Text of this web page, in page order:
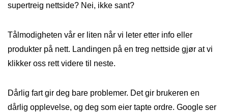
supertreig nettside? Nei, ikke sant?
Tålmodigheten vår er liten når vi leter etter info eller
produkter på nett. Landingen på en treg nettside gjør at vi
klikker oss rett videre til neste.
Dårlig fart gir deg bare problemer. Det gir brukeren en
dårlig opplevelse, og deg som eier tapte ordre. Google ser